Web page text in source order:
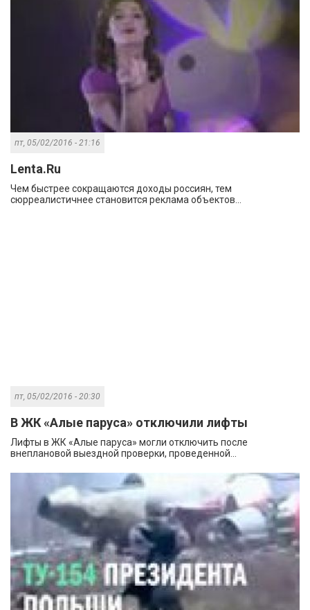
пт, 05/02/2016 - 21:16
Lenta.Ru
Чем быстрее сокращаются доходы россиян, тем
сюрреалистичнее становится реклама объектов...
пт, 05/02/2016 - 20:30
В ЖК «Алые паруса» отключили лифты
Лифты в ЖК «Алые паруса» могли отключить после
внеплановой выездной проверки, проведенной...